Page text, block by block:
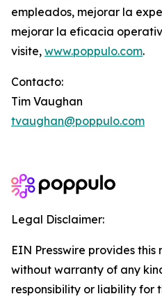
empleados, mejorar la
mejorar la eficacia
visite, www.poppulo.com.
Contacto:
Tim Vaughan
tvaughan@poppulo.com
Legal Disclaimer:
EIN Presswire provides this
without warranty of any
responsibility or liability for